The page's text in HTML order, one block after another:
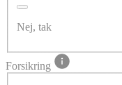
Nej, tak
Forsikring